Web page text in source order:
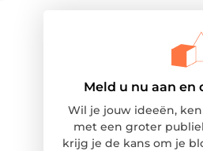
Meld u nu aan en
Wil je jouw ideeën,
met een groter
krijg je de kans om je